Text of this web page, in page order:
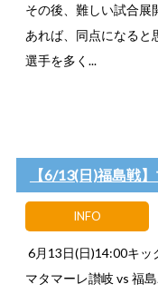
その後、難しい試合展
あれば、同点になると
選手を多く...
【6/13(日)福島戦
INFO
6月13日(日)14:00キッ
マタマーレ讃岐 vs 福